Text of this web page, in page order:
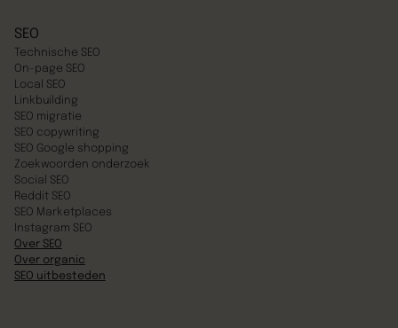
SEO
Technische SEO
On-page SEO
Local SEO
Linkbuilding
SEO migratie
SEO copywriting
SEO Google shopping
Zoekwoorden onderzoek
Social SEO
Reddit SEO
SEO Marketplaces
Instagram SEO
Over SEO
Over organic
SEO uitbesteden